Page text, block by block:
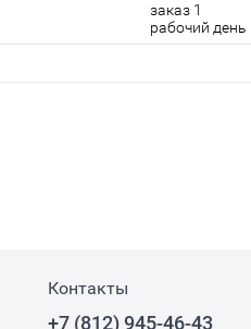
заказ 1
рабочий день
Контакты
+7 (812) 945-46-43